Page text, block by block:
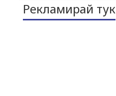
Рекламирай тук